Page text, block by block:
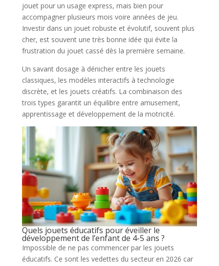
jouet pour un usage express, mais bien pour
accompagner plusieurs mois voire années de jeu.
Investir dans un jouet robuste et évolutif, souvent plus
cher, est souvent une très bonne idée qui évite la
frustration du jouet cassé dès la première semaine.
Un savant dosage à dénicher entre les jouets
classiques, les modèles interactifs à technologie
discrète, et les jouets créatifs. La combinaison des
trois types garantit un équilibre entre amusement,
apprentissage et développement de la motricité.
Quels jouets éducatifs pour éveiller le
développement de l’enfant de 4-5 ans ?
Impossible de ne pas commencer par les jouets
éducatifs. Ce sont les vedettes du secteur en 2026 car